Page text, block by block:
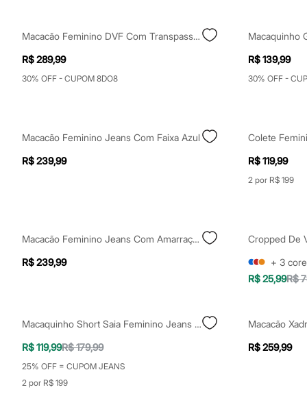
Sawary
Yessica
Moda esportiva
Acessórios
Blusas
Moda íntima
Cintas e Modeladores
Maiôs
Personagens
Jeans
Shorts e Saias
Vestidos
Em alta
Macacão Feminino DVF Com Transpasse Estampado Floral Alça Fina Preto
R$ 289,99
30% OFF - CUPOM 8DO8
R$ 139,99
30% OFF -
Macacão Feminino Jeans Com Faixa Azul
R$ 239,99
R$ 119,99
2 por R$ 199
Macacão Feminino Jeans Com Amarração Azul
R$ 239,99
+ 3
R$ 25,99R$
Macaquinho Short Saia Feminino Jeans Azul
R$ 119,99R$ 179,99
25% OFF = CUPOM JEANS
2 por R$ 199
Macacão
R$ 259,99